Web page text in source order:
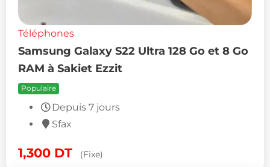
Téléphones
Samsung Galaxy S22 Ultra 128 Go et 8 Go
RAM à Sakiet Ezzit
Populaire
Depuis 7 jours
Sfax
1,300 DT (Fixe)